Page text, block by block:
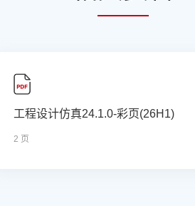
工程设计仿真24.1.0-彩页(26H1)
2 页